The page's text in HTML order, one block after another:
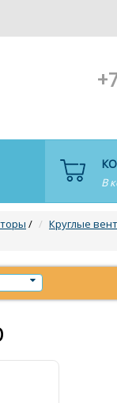
В
/ Круглые